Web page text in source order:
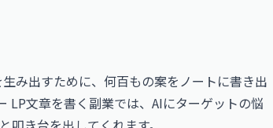
み出すために、何百もの案をノートに書き出
LP文章を書く副業では、AIにターゲットの悩